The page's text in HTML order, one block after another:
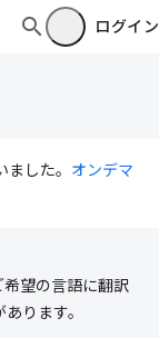
ログイン
した。 オンデマ
望の言語に翻訳
ります。